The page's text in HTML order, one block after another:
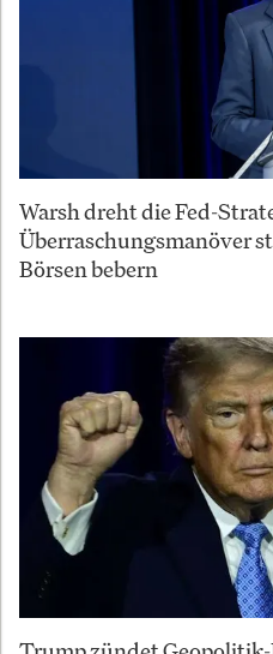
Warsh dreht die Fed-
Überraschungsmanöver
Börsen bebern